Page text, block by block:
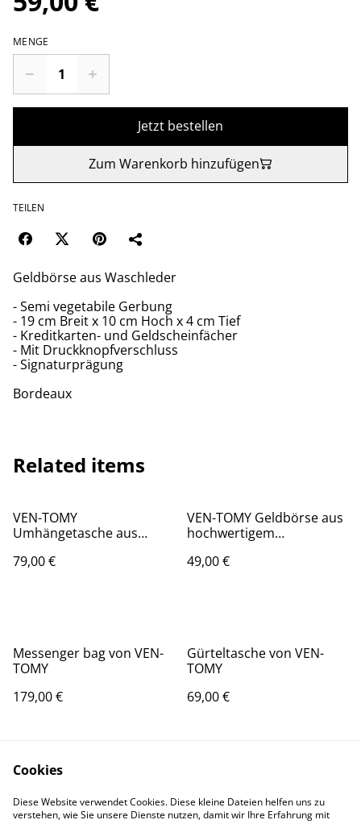
MENGE
Jetzt bestellen
Zum Warenkorb hinzufügen
TEILEN
Geldbörse aus Waschleder
- Semi vegetabile Gerbung
- 19 cm Breit x 10 cm Hoch x 4 cm Tief
- Kreditkarten- und Geldscheinfächer
- Mit Druckknopfverschluss
- Signaturprägung
Bordeaux
Related items
VEN-TOMY
Umhängetasche aus
79,00 €
VEN-TOMY Geldbörse aus
hochwertigem
49,00 €
Messenger bag von VEN-
TOMY
179,00 €
Gürteltasche von VEN-
TOMY
69,00 €
Cookies
Diese Website verwendet Cookies. Diese kleine Dateien helfen uns zu
verstehen, wie Sie unsere Dienste nutzen, damit wir Ihre Erfahrung mit